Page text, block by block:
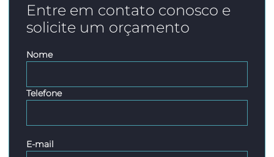
Entre em contato conosco e
solicite um orçamento
Nome
Telefone
E-mail